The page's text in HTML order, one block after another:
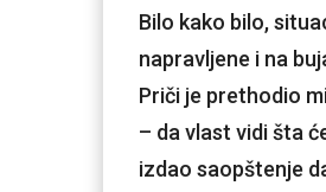
Bilo kako bilo,
napravljene i na
Priči je prethodio
– da vlast vidi šta
izdao saopštenje